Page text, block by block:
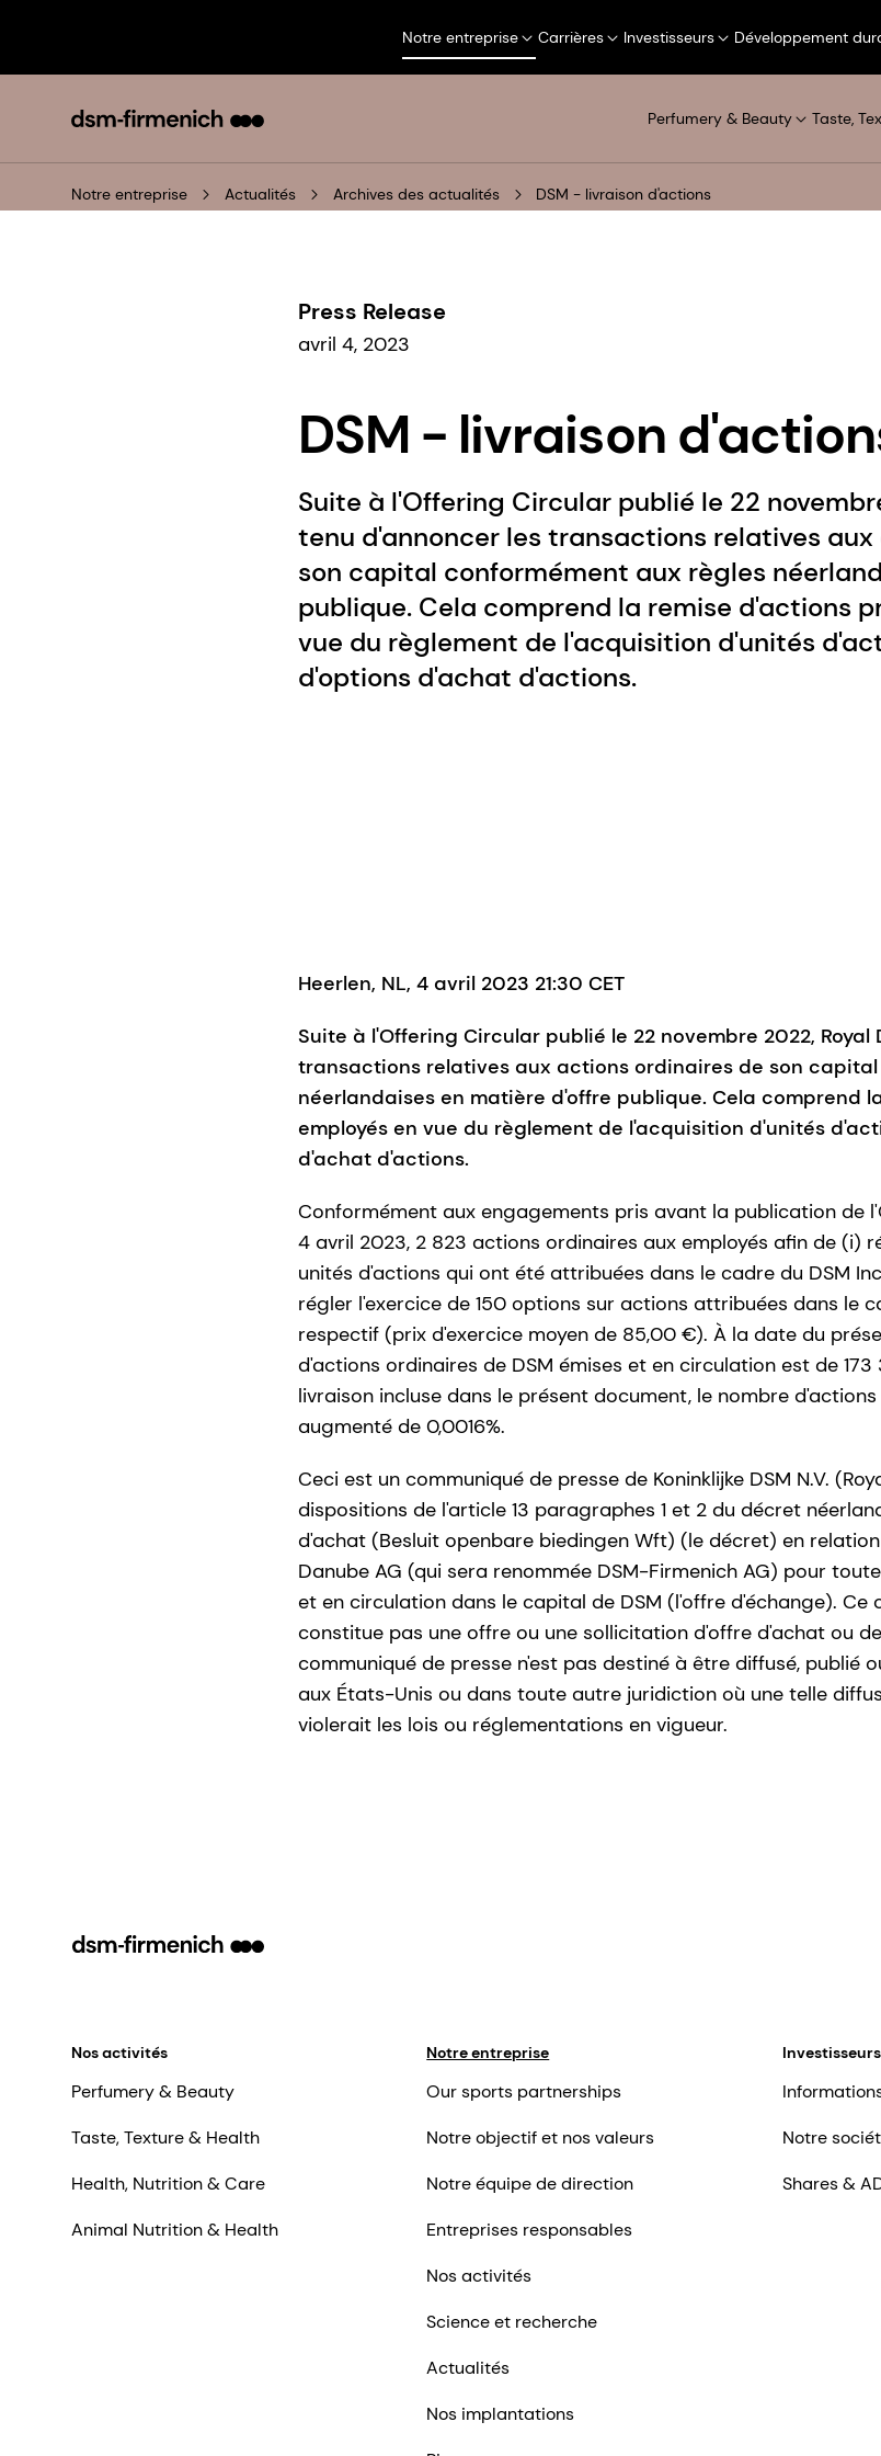
Notre entreprise Carrières Investisseurs Développement
Perfumery & Beauty Taste,
Notre entreprise Actualités Archives des actualités DSM - livraison d'actions
Press Release
avril 4, 2023
DSM - livraison
Suite à l'Offering Circular publié le 22
tenu d'annoncer les transactions relatives
son capital conformément aux règles
publique. Cela comprend la remise d'actions
vue du règlement de l'acquisition d'unités
d'options d'achat d'actions.
Heerlen, NL, 4 avril 2023 21:30 CET
Suite à l'Offering Circular publié le 22 novembre 2022,
transactions relatives aux actions ordinaires de son
néerlandaises en matière d'offre publique. Cela comprend
employés en vue du règlement de l'acquisition d'unités
d'achat d'actions.
Conformément aux engagements pris avant la publication de
4 avril 2023, 2 823 actions ordinaires aux employés afin de (i)
unités d'actions qui ont été attribuées dans le cadre du DSM
régler l'exercice de 150 options sur actions attribuées dans le
respectif (prix d'exercice moyen de 85,00 €). À la date du
d'actions ordinaires de DSM émises et en circulation est de 173
livraison incluse dans le présent document, le nombre
augmenté de 0,0016%.
Ceci est un communiqué de presse de Koninklijke DSM N.V.
dispositions de l'article 13 paragraphes 1 et 2 du décret
d'achat (Besluit openbare biedingen Wft) (le décret) en
Danube AG (qui sera renommée DSM-Firmenich AG) pour
et en circulation dans le capital de DSM (l'offre d'échange). Ce
constitue pas une offre ou une sollicitation d'offre d'achat ou
communiqué de presse n'est pas destiné à être diffusé, publié
aux États-Unis ou dans toute autre juridiction où une telle
violerait les lois ou réglementations en vigueur.
Nos activités
Perfumery & Beauty
Taste, Texture & Health
Health, Nutrition & Care
Animal Nutrition & Health
Notre entreprise
Our sports partnerships
Notre objectif et nos valeurs
Notre équipe de direction
Entreprises responsables
Nos activités
Science et recherche
Actualités
Nos implantations
Investisseurs
Notre
Shares &